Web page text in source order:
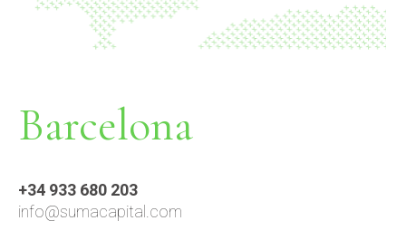
Barcelona
+34 933 680 203
info@sumacapital.com